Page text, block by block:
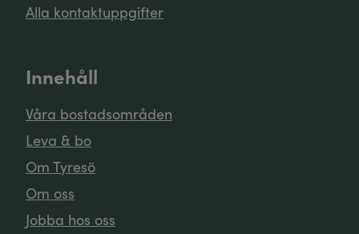
Alla kontaktuppgifter
Innehåll
Våra bostadsområden
Leva & bo
Om Tyresö
Om oss
Jobba hos oss